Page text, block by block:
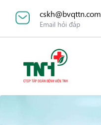
cskh@bvqttn.com
Email hỏi đáp